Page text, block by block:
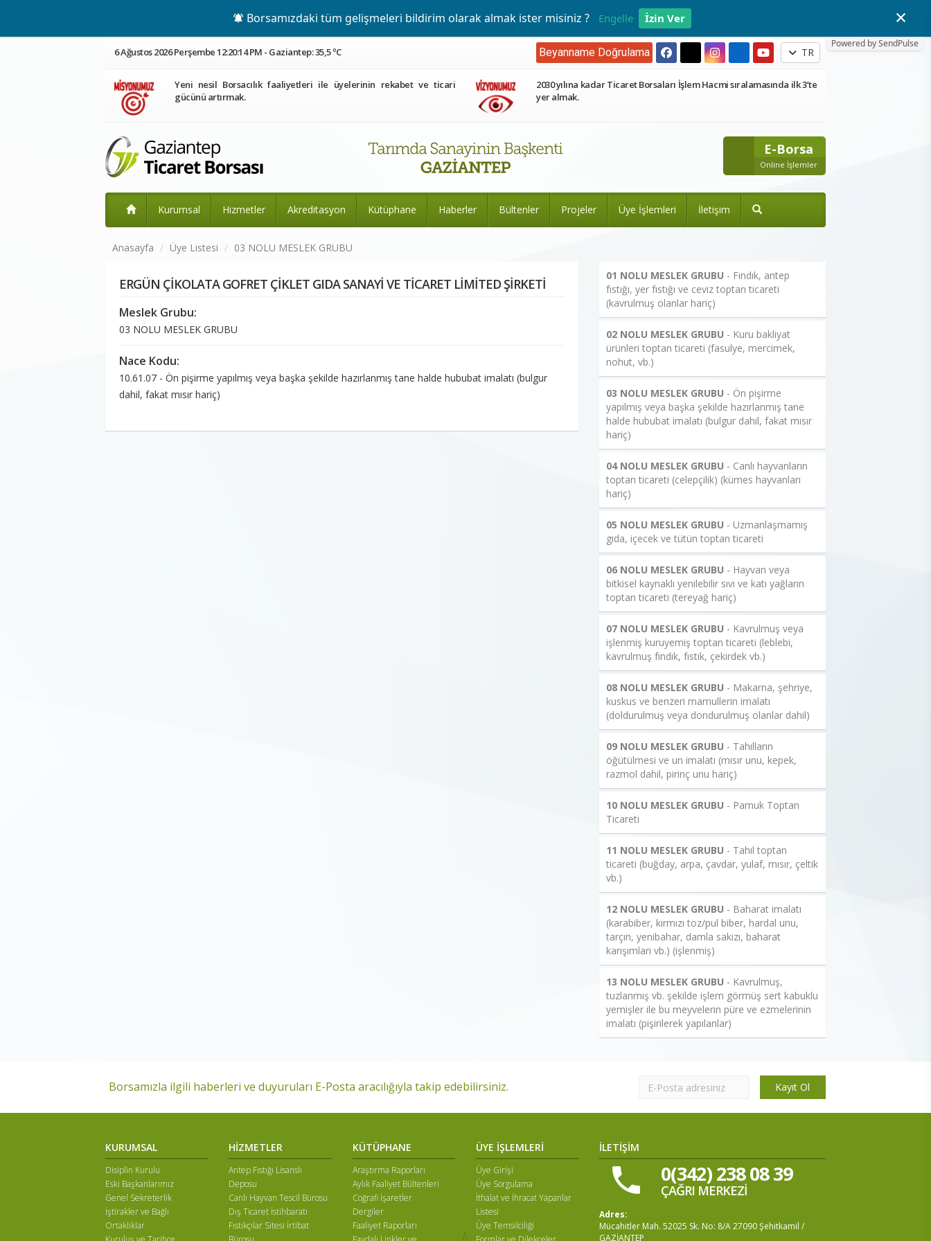
Borsamızdaki tüm gelişmeleri bildirim olarak almak ister misiniz ? Engelle İzin Ver
Powered by SendPulse
×
6 Ağustos 2026 Perşembe 12:20:14 PM - Gaziantep: 35,5 ºC TR
Beyanname Doğrulama
Yeni nesil Borsacılık faaliyetleri ile üyelerinin rekabet ve ticari
gücünü artırmak.
2030 yılına kadar Ticaret Borsaları İşlem Hacmi sıralamasında ilk 3’te
yer almak.
E-Borsa
Online İşlemler
Kurumsal Hizmetler Akreditasyon Kütüphane Haberler Bültenler Projeler Üye İşlemleri İletişim
Anasayfa Üye Listesi 03 NOLU MESLEK GRUBU
ERGÜN ÇİKOLATA GOFRET ÇİKLET GIDA SANAYİ VE TİCARET LİMİTED ŞİRKETİ
Meslek Grubu:
03 NOLU MESLEK GRUBU
Nace Kodu:
10.61.07 - Ön pişirme yapılmış veya başka şekilde hazırlanmış tane halde hububat imalatı (bulgur
dahil, fakat mısır hariç)
01 NOLU MESLEK GRUBU - Fındık, antep
fıstığı, yer fıstığı ve ceviz toptan ticareti
(kavrulmuş olanlar hariç)
02 NOLU MESLEK GRUBU - Kuru bakliyat
ürünleri toptan ticareti (fasulye, mercimek,
nohut, vb.)
03 NOLU MESLEK GRUBU - Ön pişirme
yapılmış veya başka şekilde hazırlanmış tane
halde hububat imalatı (bulgur dahil, fakat mısır
hariç)
04 NOLU MESLEK GRUBU - Canlı hayvanların
toptan ticareti (celepçilik) (kümes hayvanları
hariç)
05 NOLU MESLEK GRUBU - Uzmanlaşmamış
gıda, içecek ve tütün toptan ticareti
06 NOLU MESLEK GRUBU - Hayvan veya
bitkisel kaynaklı yenilebilir sıvı ve katı yağların
toptan ticareti (tereyağ hariç)
07 NOLU MESLEK GRUBU - Kavrulmuş veya
işlenmiş kuruyemiş toptan ticareti (leblebi,
kavrulmuş fındık, fıstık, çekirdek vb.)
08 NOLU MESLEK GRUBU - Makarna, şehriye,
kuskus ve benzeri mamullerin imalatı
(doldurulmuş veya dondurulmuş olanlar dahil)
09 NOLU MESLEK GRUBU - Tahılların
öğütülmesi ve un imalatı (mısır unu, kepek,
razmol dahil, pirinç unu hariç)
10 NOLU MESLEK GRUBU - Pamuk Toptan
Ticareti
11 NOLU MESLEK GRUBU - Tahıl toptan
ticareti (buğday, arpa, çavdar, yulaf, mısır, çeltik
vb.)
12 NOLU MESLEK GRUBU - Baharat imalatı
(karabiber, kırmızı toz/pul biber, hardal unu,
tarçın, yenibahar, damla sakızı, baharat
karışımları vb.) (işlenmiş)
13 NOLU MESLEK GRUBU - Kavrulmuş,
tuzlanmış vb. şekilde işlem görmüş sert kabuklu
yemişler ile bu meyvelerin püre ve ezmelerinin
imalatı (pişirilerek yapılanlar)
Borsamızla ilgili haberleri ve duyuruları E-Posta aracılığıyla takip edebilirsiniz. Kayıt Ol
KURUMSAL
Disiplin Kurulu
Eski Başkanlarımız
Genel Sekreterlik
İştirakler ve Bağlı
Ortaklıklar
HİZMETLER
Antep Fıstığı Lisanslı
Deposu
Canlı Hayvan Tescil Bürosu
Dış Ticaret İstihbaratı
Fıstıkçılar Sitesi İrtibat
KÜTÜPHANE
Araştırma Raporları
Aylık Faaliyet Bültenleri
Coğrafi İşaretler
Dergiler
Faaliyet Raporları
ÜYE İŞLEMLERİ
Üye Girişi
Üye Sorgulama
İthalat ve İhracat Yapanlar
Listesi
Üye Temsilciliği
İLETİŞİM
0(342) 238 08 39
ÇAĞRI MERKEZİ
Adres:
Mücahitler Mah. 52025 Sk. No: 8/A 27090 Şehitkamil /
GAZİANTEP